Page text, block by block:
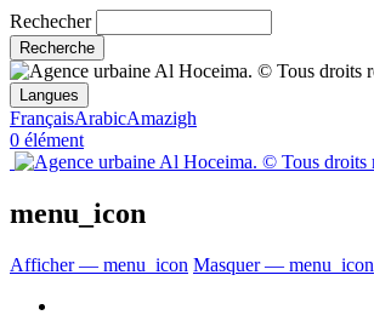
Rechecher
Langues
FrançaisArabicAmazigh
0 élément
menu_icon
Afficher — menu_icon Masquer — menu_icon